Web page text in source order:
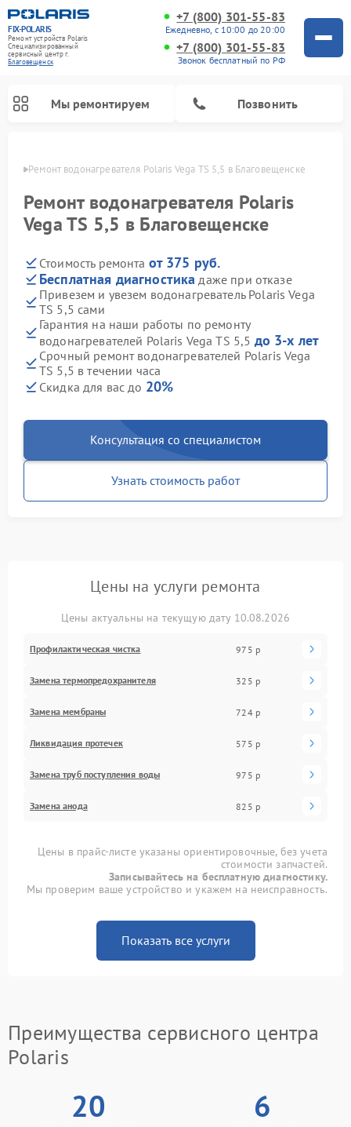
FIX-POLARIS
Ремонт устройств Polaris
Специализированный
cервисный центр г.
Благовещенск
+7 (800) 301-55-83
Ежедневно, с 10:00 до 20:00
+7 (800) 301-55-83
Звонок бесплатный по РФ
Мы ремонтируем Позвонить
Ремонт водонагревателя Polaris Vega TS 5,5 в Благовещенске
Ремонт водонагревателя Polaris
Vega TS 5,5 в Благовещенске
Стоимость ремонта от 375 руб.
Бесплатная диагностика даже при отказе
Привезем и увезем водонагреватель Polaris Vega
TS 5,5 сами
Гарантия на наши работы по ремонту
водонагревателей Polaris Vega TS 5,5 до 3-х лет
Срочный ремонт водонагревателей Polaris Vega
TS 5,5 в течении часа
Скидка для вас до 20%
Консультация со специалистом
Узнать стоимость работ
Цены на услуги ремонта
Цены актуальны на текущую дату 10.08.2026
Профилактическая чистка 975 р
Замена термопредохранителя 325 р
Замена мембраны 724 р
Ликвидация протечек 575 р
Замена труб поступления воды 975 р
Замена анода 825 р
Цены в прайс-листе указаны ориентировочные, без учета
стоимости запчастей.
Записывайтесь на бесплатную диагностику.
Мы проверим ваше устройство и укажем на неисправность.
Показать все услуги
Преимущества сервисного центра
Polaris
20 6